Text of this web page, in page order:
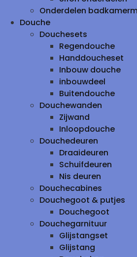
Onderdelen
Douche
Douchesets
Regendouche
Handdoucheset
Inbouw douche
inbouwdeel
Buitendouche
Douchewanden
Zijwand
Inloopdouche
Douchedeuren
Draaideuren
Schuifdeuren
Nis deuren
Douchecabines
Douchegoot & putjes
Douchegoot
Douchegarnituur
Glijstangset
Glijstang